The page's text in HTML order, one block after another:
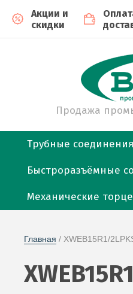
Акции и
скидки
Продажа
Трубные соединения
Быстроразъёмные
Механические
Главная / XWEB15R1/